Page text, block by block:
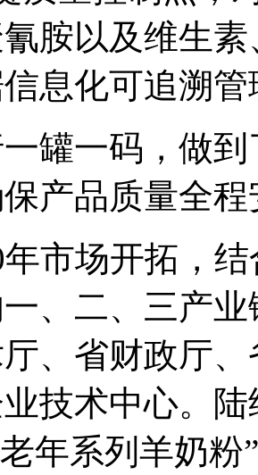
胺以及维生
息化可追溯管
罐一码，做
产品质量全
市场开拓，
、二、三产
、省财政厅
技术中心。
年系列羊奶粉